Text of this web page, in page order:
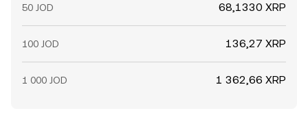
50 JOD 68,1330 XRP
100 JOD 136,27 XRP
1 000 JOD 1 362,66 XRP